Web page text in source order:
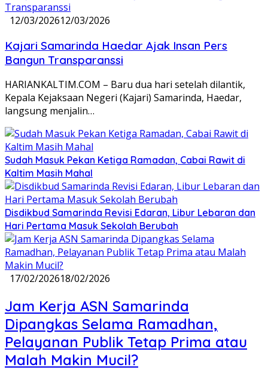
12/03/202612/03/2026
Kajari Samarinda Haedar Ajak Insan Pers
Bangun Transparanssi
HARIANKALTIM.COM – Baru dua hari setelah dilantik,
Kepala Kejaksaan Negeri (Kajari) Samarinda, Haedar,
langsung menjalin…
Sudah Masuk Pekan Ketiga Ramadan, Cabai Rawit di
Kaltim Masih Mahal
Disdikbud Samarinda Revisi Edaran, Libur Lebaran dan
Hari Pertama Masuk Sekolah Berubah
17/02/202618/02/2026
Jam Kerja ASN Samarinda
Dipangkas Selama Ramadhan,
Pelayanan Publik Tetap Prima atau
Malah Makin Mucil?